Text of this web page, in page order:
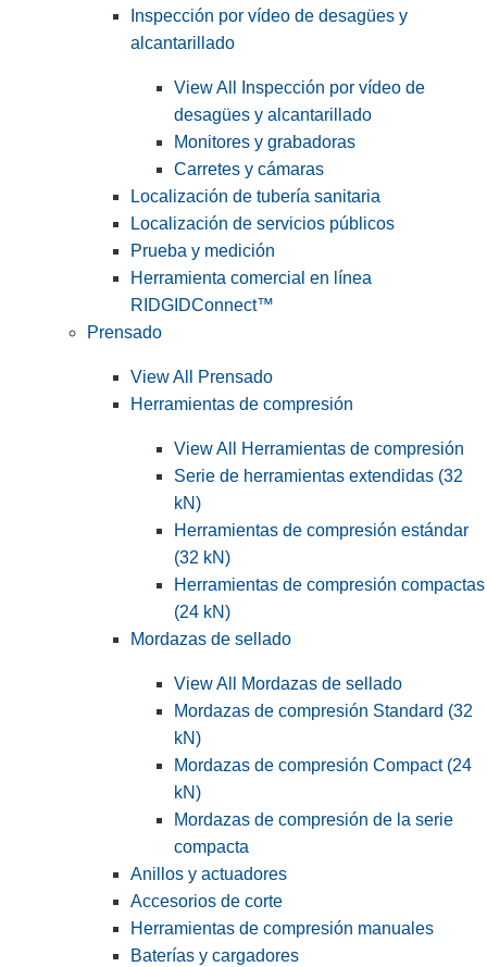
Inspección por vídeo de desagües y
alcantarillado
View All Inspección por vídeo de
desagües y alcantarillado
Monitores y grabadoras
Carretes y cámaras
Localización de tubería sanitaria
Localización de servicios públicos
Prueba y medición
Herramienta comercial en línea
RIDGIDConnect™
Prensado
View All Prensado
Herramientas de compresión
View All Herramientas de compresión
Serie de herramientas extendidas (32
kN)
Herramientas de compresión estándar
(32 kN)
Herramientas de compresión compactas
(24 kN)
Mordazas de sellado
View All Mordazas de sellado
Mordazas de compresión Standard (32
kN)
Mordazas de compresión Compact (24
kN)
Mordazas de compresión de la serie
compacta
Anillos y actuadores
Accesorios de corte
Herramientas de compresión manuales
Baterías y cargadores